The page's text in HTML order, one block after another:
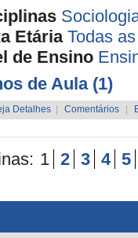
Etária Todas
de Ensino
de Aula (1)
Detalhes Comentários
1 2 3 4 5